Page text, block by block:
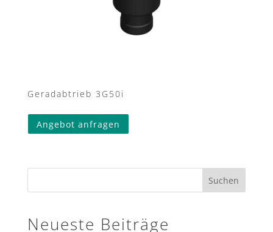
Geradabtrieb 3G50i
Angebot anfragen
Suchen
Neueste Beiträge